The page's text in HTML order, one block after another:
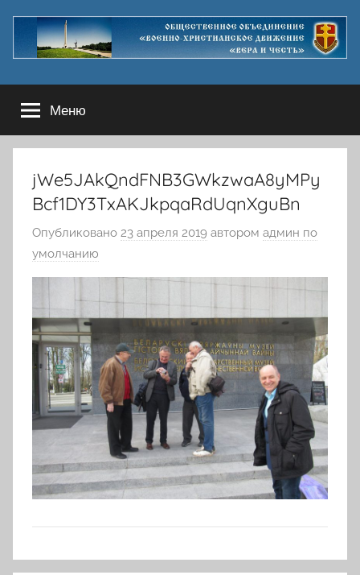
содержимому
Меню
jWe5JAkQndFNB3GWkzwaA8yMPy
Bcf1DY3TxAKJkpqaRdUqnXguBn
Опубликовано 23 апреля 2019 автором админ по
умолчанию